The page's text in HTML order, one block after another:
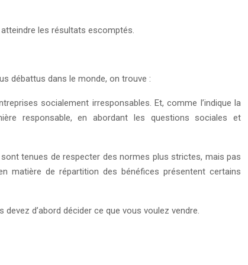
les résultats escomptés.
débattus dans le monde, on trouve :
socialement irresponsables. Et, comme l’indique la
responsable, en abordant les questions sociales et
tenues de respecter des normes plus strictes, mais pas
matière de répartition des bénéfices présentent certains
d’abord décider ce que vous voulez vendre.